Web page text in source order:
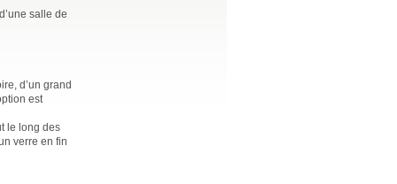
salle de
d’un grand
est
le long des
verre en fin